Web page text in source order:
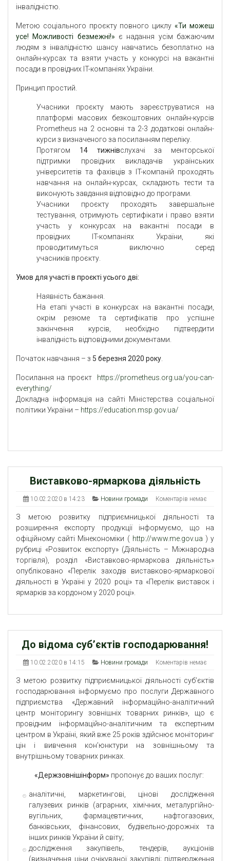
інвалідністю.
Метою соціального проєкту повного циклу«Ти можеш
усе! Можливості безмежні!» є надання усім бажаючим
людям з інвалідністю шансу навчатись безоплатно на
онлайн-курсах та взяти участь у конкурсі на вакантні
посади в провідних IT-компаніях України.
Принцип простий.
Учасники проєкту мають зареєструватися на
платформі масових безкоштовних онлайн-курсів
Prometheus на 2 основні та 2-3 додаткові онлайн-
курси з визначеного за посиланням переліку.
Протягом 14 тижнівслухачі за менторської
підтримки провідних викладачів українських
університетів та фахівців з IT-компаній проходять
навчання на онлайн-курсах, складають тести та
виконують завдання відповідно до програми.
Учасники проєкту проходять завершальне
тестування, отримують сертифікати і право взяти
участь у конкурсах на вакантні посади в
провідних IT-компаніях України, які
проводитимуться виключно серед
учасників проєкту.
Умов для участі в проєкті усього дві:
Наявність бажання.
На етапі участі в конкурсах на вакантні посади,
окрім резюме та сертифікатів про успішне
закінчення курсів, необхідно підтвердити
інвалідність відповідними документами.
Початок навчання – з 5 березня 2020 року
Посилання на проєкт https://prometheus.org.ua/you-can-
everything/
Докладна інформація на сайті Міністерства соціальної
політики України – https://education.msp.gov.ua/
Виставково-ярмаркова діяльність
10.02.2020 в 14:23 Новини громади Коментарів немає
З метою розвитку підприємницької діяльності та
розширення експорту продукції інформуємо, що на
офіційному сайті Мінекономіки ( http://www.me.gov.ua ) у
рубриці «Розвиток експорту» (Діяльність – Міжнародна
торгівля), розділ «Виставково-ярмаркова діяльність»
опубліковано «Перелік заходів виставково-ярмаркової
діяльності в Україні у 2020 році» та «Перелік виставок і
ярмарків за кордоном у 2020 році».
До відома суб’єктів господарювання!
10.02.2020 в 14:15 Новини громади Коментарів немає
З метою розвитку підприємницької діяльності суб’єктів
господарювання інформуємо про послуги Державного
підприємства «Державний інформаційно-аналітичний
центр моніторингу зовнішніх товарних ринків», що є
провідним інформаційно-аналітичним та експертним
центром в Україні, який вже 25 років здійснює моніторинг
цін і вивчення кон’юнктури на зовнішньому та
внутрішньому товарних ринках.
«Держзовнішінформ» пропонує до ваших послуг:
аналітичні, маркетингові, цінові дослідження
галузевих ринків (аграрних, хімічних, металургійно-
вугільних, фармацевтичних, нафтогазових,
банківських, фінансових, будівельно-дорожніх та
інших ринків України й світу;
дослідження закупівель, тендерів, аукціонів
(визначення ціни очікуваної закупівлі; підтвердження